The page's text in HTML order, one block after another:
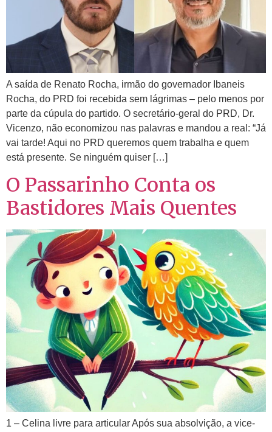
A saída de Renato Rocha, irmão do governador Ibaneis
Rocha, do PRD foi recebida sem lágrimas – pelo menos por
parte da cúpula do partido. O secretário-geral do PRD, Dr.
Vicenzo, não economizou nas palavras e mandou a real: “Já
vai tarde! Aqui no PRD queremos quem trabalha e quem
está presente. Se ninguém quiser […]
O Passarinho Conta os
Bastidores Mais Quentes
1 – Celina livre para articular Após sua absolvição, a vice-